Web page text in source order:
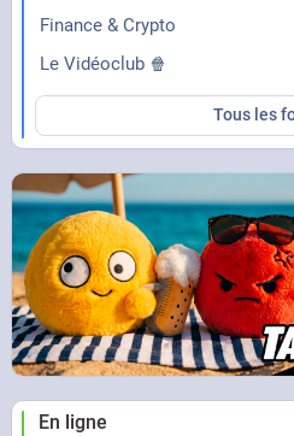
Finance & Crypto
Le Vidéoclub 🍿
Tous les
En ligne